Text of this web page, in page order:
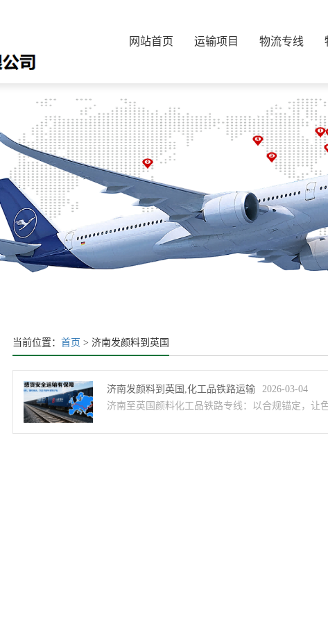
网站首页 运输项目 物流专线
当前位置：首页 > 济南发颜料到英国
济南发颜料到英国,化工品铁路运输
2026-03-04